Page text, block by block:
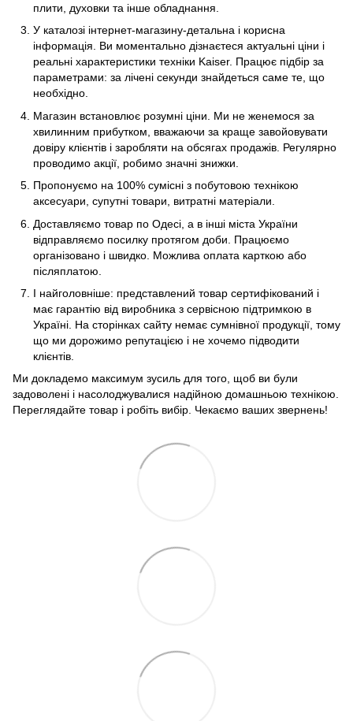
плити, духовки та інше обладнання.
У каталозі інтернет-магазину-детальна і корисна
інформація. Ви моментально дізнаєтеся актуальні ціни і
реальні характеристики техніки Kaiser. Працює підбір за
параметрами: за лічені секунди знайдеться саме те, що
необхідно.
Магазин встановлює розумні ціни. Ми не женемося за
хвилинним прибутком, вважаючи за краще завойовувати
довіру клієнтів і заробляти на обсягах продажів. Регулярно
проводимо акції, робимо значні знижки.
Пропонуємо на 100% сумісні з побутовою технікою
аксесуари, супутні товари, витратні матеріали.
Доставляємо товар по Одесі, а в інші міста України
відправляємо посилку протягом доби. Працюємо
організовано і швидко. Можлива оплата карткою або
післяплатою.
І найголовніше: представлений товар сертифікований і
має гарантію від виробника з сервісною підтримкою в
Україні. На сторінках сайту немає сумнівної продукції, тому
що ми дорожимо репутацією і не хочемо підводити
клієнтів.
Ми докладемо максимум зусиль для того, щоб ви були
задоволені і насолоджувалися надійною домашньою технікою.
Переглядайте товар і робіть вибір. Чекаємо ваших звернень!